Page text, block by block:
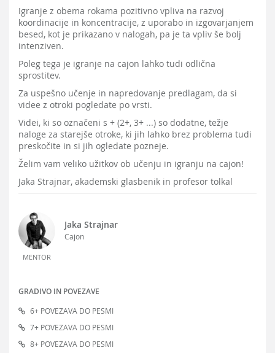
Igranje z obema rokama pozitivno vpliva na razvoj
koordinacije in koncentracije, z uporabo in izgovarjanjem
besed, kot je prikazano v nalogah, pa je ta vpliv še bolj
intenziven.
Poleg tega je igranje na cajon lahko tudi odlična
sprostitev.
Za uspešno učenje in napredovanje predlagam, da si
videe z otroki pogledate po vrsti.
Videi, ki so označeni s + (2+, 3+ ...) so dodatne, težje
naloge za starejše otroke, ki jih lahko brez problema tudi
preskočite in si jih ogledate pozneje.
Želim vam veliko užitkov ob učenju in igranju na cajon!
Jaka Strajnar, akademski glasbenik in profesor tolkal
MENTOR
Jaka Strajnar
Cajon
GRADIVO IN POVEZAVE
6+ POVEZAVA DO PESMI
7+ POVEZAVA DO PESMI
8+ POVEZAVA DO PESMI